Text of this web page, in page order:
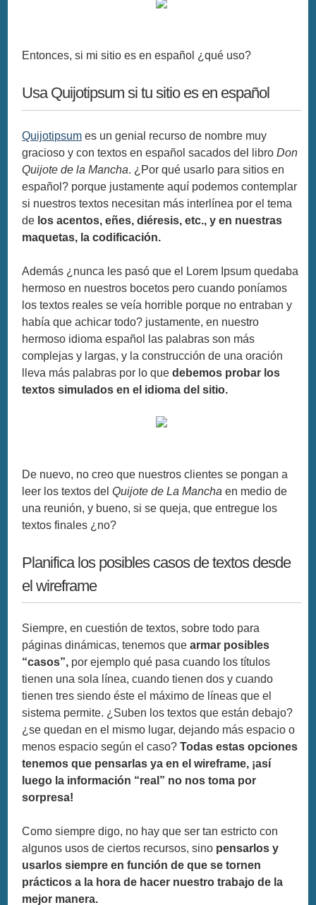
Entonces, si mi sitio es en español ¿qué uso?
Usa Quijotipsum si tu sitio es en español
Quijotipsum es un genial recurso de nombre muy
gracioso y con textos en español sacados del libroDon
Quijote de la Mancha. ¿Por qué usarlo para sitios en
español? porque justamente aquí podemos contemplar
si nuestros textos necesitan más interlínea por el tema
de los acentos, eñes, diéresis, etc., y en nuestras
maquetas, la codificación.
Además ¿nunca les pasó que el Lorem Ipsum quedaba
hermoso en nuestros bocetos pero cuando poníamos
los textos reales se veía horrible porque no entraban y
había que achicar todo? justamente, en nuestro
hermoso idioma español las palabras son más
complejas y largas, y la construcción de una oración
lleva más palabras por lo quedebemos probar los
textos simulados en el idioma del sitio.
De nuevo, no creo que nuestros clientes se pongan a
leer los textos delQuijote de La Mancha en medio de
una reunión, y bueno, si se queja, que entregue los
textos finales ¿no?
Planifica los posibles casos de textos desde
el wireframe
Siempre, en cuestión de textos, sobre todo para
páginas dinámicas, tenemos quearmar posibles
“casos”, por ejemplo qué pasa cuando los títulos
tienen una sola línea, cuando tienen dos y cuando
tienen tres siendo éste el máximo de líneas que el
sistema permite. ¿Suben los textos que están debajo?
¿se quedan en el mismo lugar, dejando más espacio o
menos espacio según el caso?Todas estas opciones
tenemos que pensarlas ya en el wireframe, ¡así
luego la información “real” no nos toma por
sorpresa!
Como siempre digo, no hay que ser tan estricto con
algunos usos de ciertos recursos, sino pensarlos y
usarlos siempre en función de que se tornen
prácticos a la hora de hacer nuestro trabajo de la
mejor manera.